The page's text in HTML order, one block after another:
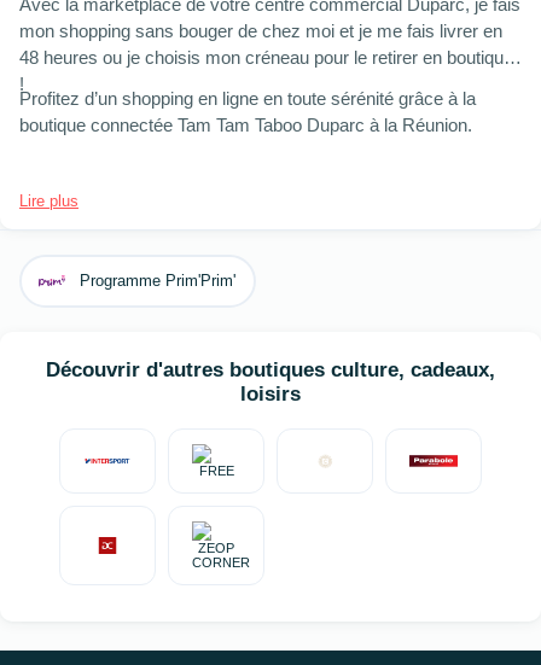
Avec la marketplace de votre centre commercial Duparc, je fais
mon shopping sans bouger de chez moi et je me fais livrer en
48 heures ou je choisis mon créneau pour le retirer en boutique
!
Profitez d’un shopping en ligne en toute sérénité grâce à la
boutique connectée Tam Tam Taboo Duparc à la Réunion.
Lire plus
Programme Prim'Prim'
Découvrir d'autres boutiques culture, cadeaux,
loisirs